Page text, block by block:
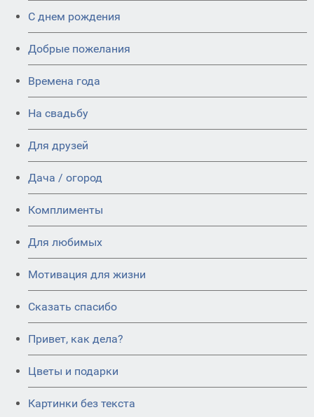
C днем рождения
Добрые пожелания
Времена года
На свадьбу
Для друзей
Дача / огород
Комплименты
Для любимых
Мотивация для жизни
Сказать спасибо
Привет, как дела?
Цветы и подарки
Картинки без текста